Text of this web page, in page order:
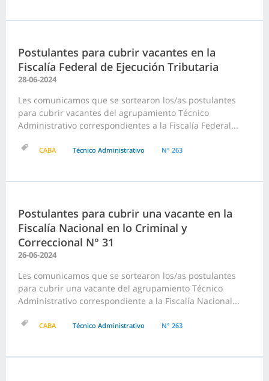
Postulantes para cubrir vacantes en la
Fiscalía Federal de Ejecución Tributaria
28-06-2024
Les comunicamos que se sortearon los/as postulantes
para cubrir vacantes del agrupamiento Técnico
Administrativo correspondientes a la Fiscalía Federal...
CABA Técnico Administrativo N° 263
Postulantes para cubrir una vacante en la
Fiscalía Nacional en lo Criminal y
Correccional N° 31
26-06-2024
Les comunicamos que se sortearon los/as postulantes
para cubrir una vacante del agrupamiento Técnico
Administrativo correspondiente a la Fiscalía Nacional...
CABA Técnico Administrativo N° 263